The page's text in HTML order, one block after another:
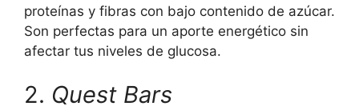
proteínas y fibras con bajo contenido de azúcar.
Son perfectas para un aporte energético sin
afectar tus niveles de glucosa.
2. Quest Bars